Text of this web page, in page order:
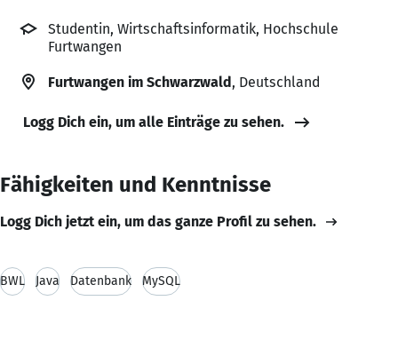
Studentin, Wirtschaftsinformatik, Hochschule
Furtwangen
Furtwangen im Schwarzwald, Deutschland
Logg Dich ein, um alle Einträge zu sehen.
Fähigkeiten und Kenntnisse
Logg Dich jetzt ein, um das ganze Profil zu sehen.
BWL Java Datenbank MySQL